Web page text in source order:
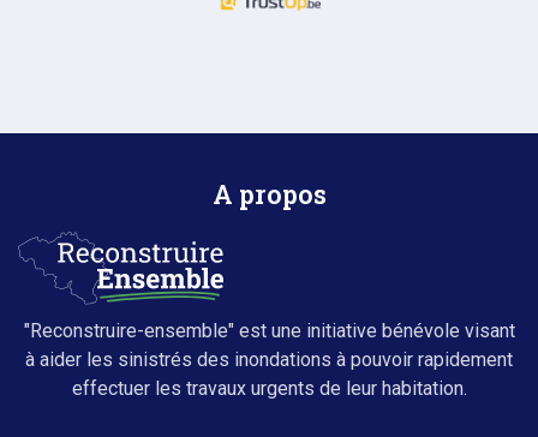
A propos
"Reconstruire-ensemble" est une initiative bénévole visant
à aider les sinistrés des inondations à pouvoir rapidement
effectuer les travaux urgents de leur habitation.